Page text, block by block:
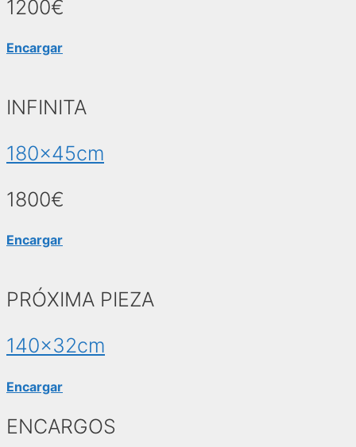
1200€
Encargar
INFINITA
180x45cm
1800€
Encargar
PRÓXIMA PIEZA
140x32cm
Encargar
ENCARGOS